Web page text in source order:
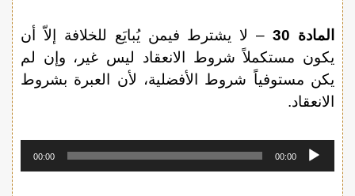
المادة 30
– لا يشترط فيمن يُبايَع للخلافة إلاّ أن
يكون مستكملاً شروط الانعقاد ليس غير، وإن لم
يكن مستوفياً شروط الأفضلية، لأن العبرة بشروط
الانعقاد.
مشغل
00:00
00:00